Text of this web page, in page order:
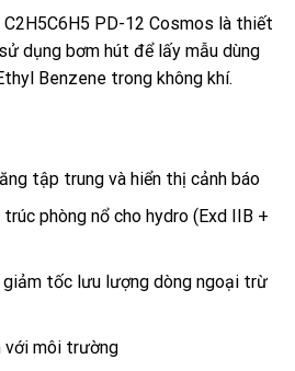
PD-12 Cosmos là thiết
dụng bơm hút để lấy mẫu dùng
Benzene trong không khí.
tập trung và hiển thị cảnh báo
phòng nổ cho hydro (Exd IIB +
giảm tốc lưu lượng dòng ngoại trừ
với môi trường